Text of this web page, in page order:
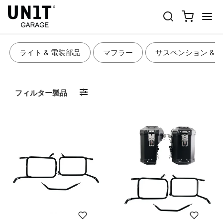
バッグ & アクセサリー
ライト & 電装部品 マフラー サスペンション &
フィルター製品